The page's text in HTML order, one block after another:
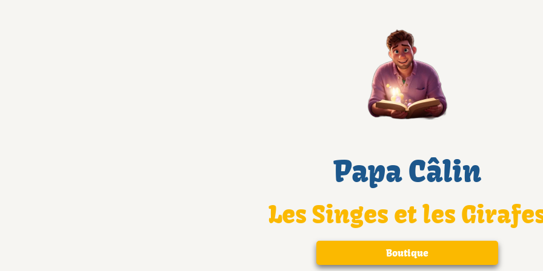
Papa Câlin
Les Singes et les
Boutique